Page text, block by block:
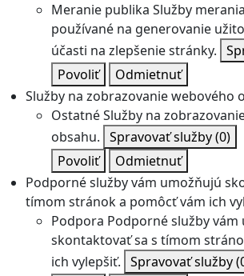
Meranie publika Služby
používané na generovanie
účasti na zlepšenie stránky.
Povoliť
Odmietnuť
Služby na zobrazovanie webového
OstatnéSlužby na
obsahu. Spravovať služby(0)
Povoliť
Odmietnuť
Podporné služby vám umožňujú
tímom stránok a pomôcť vám ich
Podpora Podporné služby vám
skontaktovať sa s tímom
ich vylepšiť. Spravovať služby